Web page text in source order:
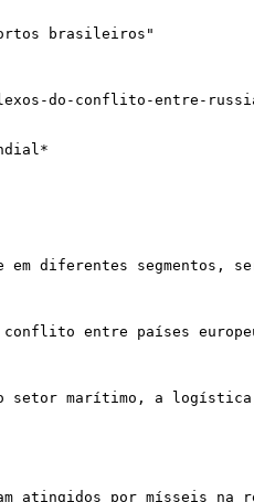
brasileiros"
do-conflito-entre-
em diferentes
entre países
marítimo, a
por mísseis na